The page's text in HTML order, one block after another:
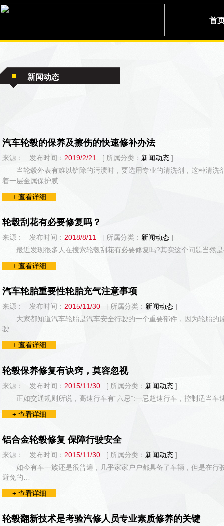
首
新闻动态
汽车轮毂的保养及擦伤的快速修补办法
来源： 发布时间： 2019/2/21 [ 所属分类： 新闻动态 ]
当轮毂外表有难以铲除的污渍时，要选用专业的清洗剂，这种清
着一层金属保护膜…
+ 查看详细
轮毂刮花有必要修复吗？
来源： 发布时间： 2018/8/11 [ 所属分类： 新闻动态 ]
最近发现很多人在搜索轮毂刮花有必要修复吗?其实这个问题当
+ 查看详细
汽车轮胎重要性轮胎充气注意事项
来源： 发布时间： 2015/11/30 [ 所属分类： 新闻动态 ]
大家都知道汽车轮胎是汽车安全行驶的一个重要部件，因为轮胎
驶…
+ 查看详细
轮毂保养修复有诀窍，莫容忽视
来源： 发布时间： 2015/11/30 [ 所属分类： 新闻动态 ]
正如交通规则所说，高速行车有“六忌”:一忌超速行车，控制适当
+ 查看详细
铝合金轮毂修复 保障行驶安全
来源： 发布时间： 2015/11/30 [ 所属分类： 新闻动态 ]
如今有车一族还是很普遍，几乎家家户户都具备了车辆，但是在
避免的…
+ 查看详细
轮毂翻新技术是考验汽修人员专业素质修养的关键